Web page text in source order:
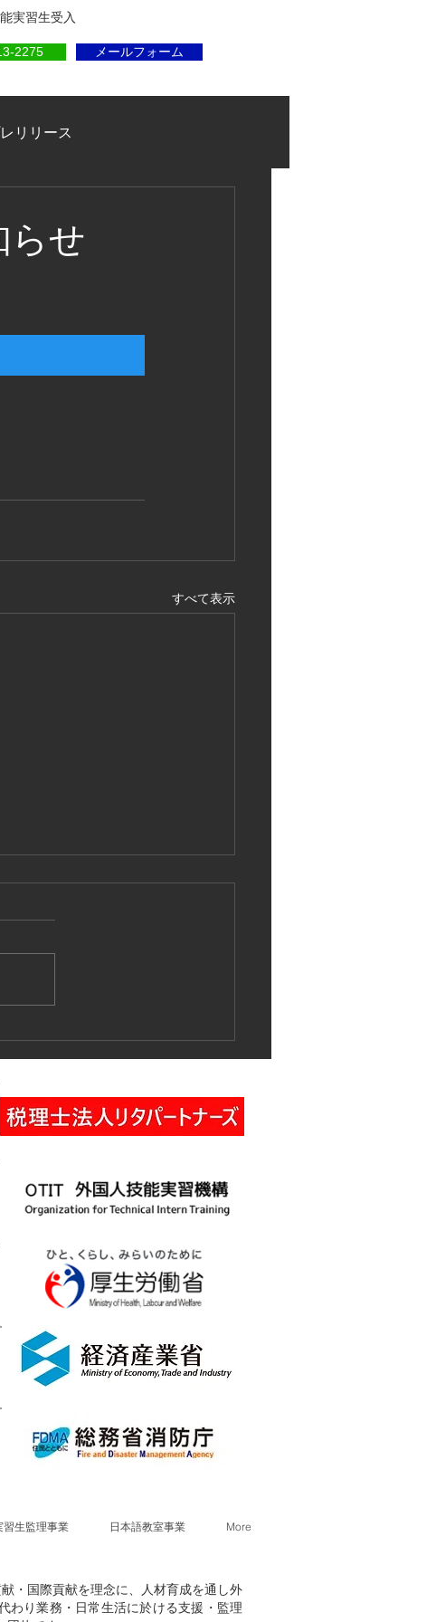
実習生受入
2275 メールフォーム
リリース
せ
すべて表示
所作業車特別教育講習の実
習生監理事業 日本語教室事業 More
・国際貢献を理念に、人材育成を通し外
わり業務・日常生活に於ける支援・監理